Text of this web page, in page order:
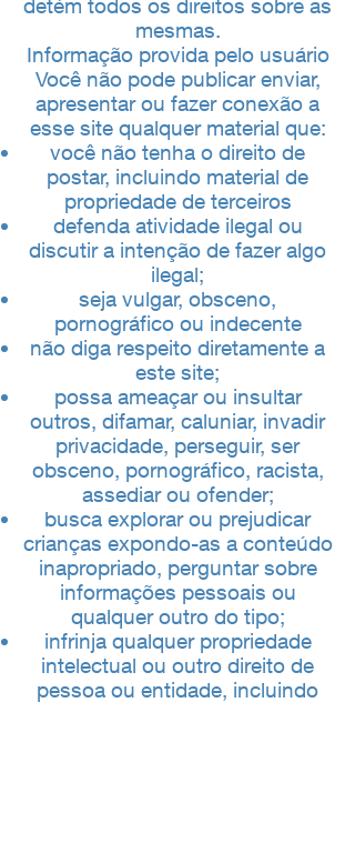
detém todos os direitos sobre as
mesmas.
Informação provida pelo usuário
Você não pode publicar enviar,
apresentar ou fazer conexão a
esse site qualquer material que:
você não tenha o direito de
postar, incluindo material de
propriedade de terceiros
defenda atividade ilegal ou
discutir a intenção de fazer algo
ilegal;
seja vulgar, obsceno,
pornográfico ou indecente
não diga respeito diretamente a
este site;
possa ameaçar ou insultar
outros, difamar, caluniar, invadir
privacidade, perseguir, ser
obsceno, pornográfico, racista,
assediar ou ofender;
busca explorar ou prejudicar
crianças expondo-as a conteúdo
inapropriado, perguntar sobre
informações pessoais ou
qualquer outro do tipo;
infrinja qualquer propriedade
intelectual ou outro direito de
pessoa ou entidade, incluindo